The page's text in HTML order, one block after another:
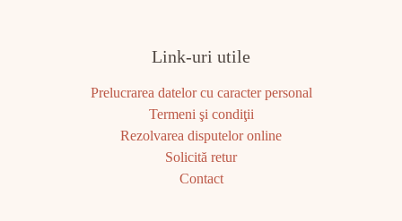
Link-uri utile
Prelucrarea datelor cu caracter personal
Termeni şi condiţii
Rezolvarea disputelor online
Solicită retur
Contact